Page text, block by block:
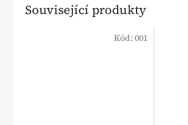
Související produkty
Kód: 001